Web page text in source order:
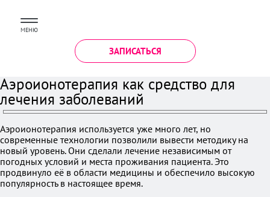
МЕНЮ
ЗАПИСАТЬСЯ
Аэроионотерапия как средство для
лечения заболеваний
Аэроионотерапия используется уже много лет, но
современные технологии позволили вывести методику на
новый уровень. Они сделали лечение независимым от
погодных условий и места проживания пациента. Это
продвинуло её в области медицины и обеспечило высокую
популярность в настоящее время.